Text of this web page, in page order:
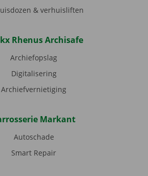
& verhuisliften
Rhenus Archisafe
Archiefopslag
Digitalisering
Archiefvernietiging
Markant
Autoschade
Smart Repair